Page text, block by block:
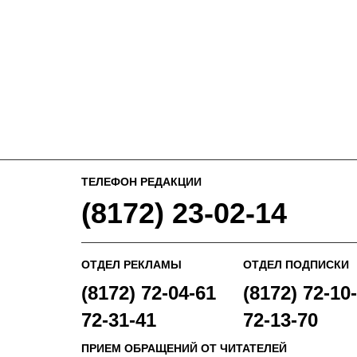
ТЕЛЕФОН РЕДАКЦИИ
(8172) 23-02-14
ОТДЕЛ РЕКЛАМЫ
(8172) 72-04-61
72-31-41
ОТДЕЛ ПОДПИСКИ
(8172) 72-
72-13-70
ПРИЕМ ОБРАЩЕНИЙ ОТ ЧИТАТЕЛЕЙ